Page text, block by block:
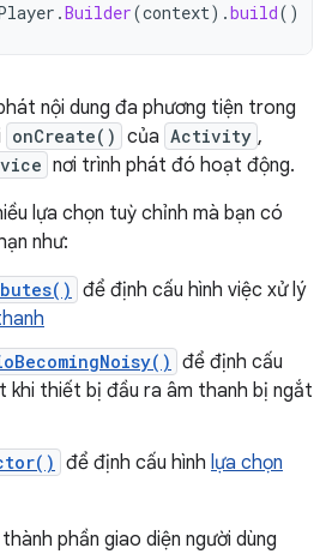
.Builder(context).build()
nội dung đa phương tiện trong
onCreate() của Activity ,
nơi trình phát đó hoạt động.
lựa chọn tuỳ chỉnh mà bạn có
như:
để định cấu hình việc xử lý
để định cấu
khi thiết bị đầu ra âm thanh bị ngắt
để định cấu hình lựa chọn
phần giao diện người dùng